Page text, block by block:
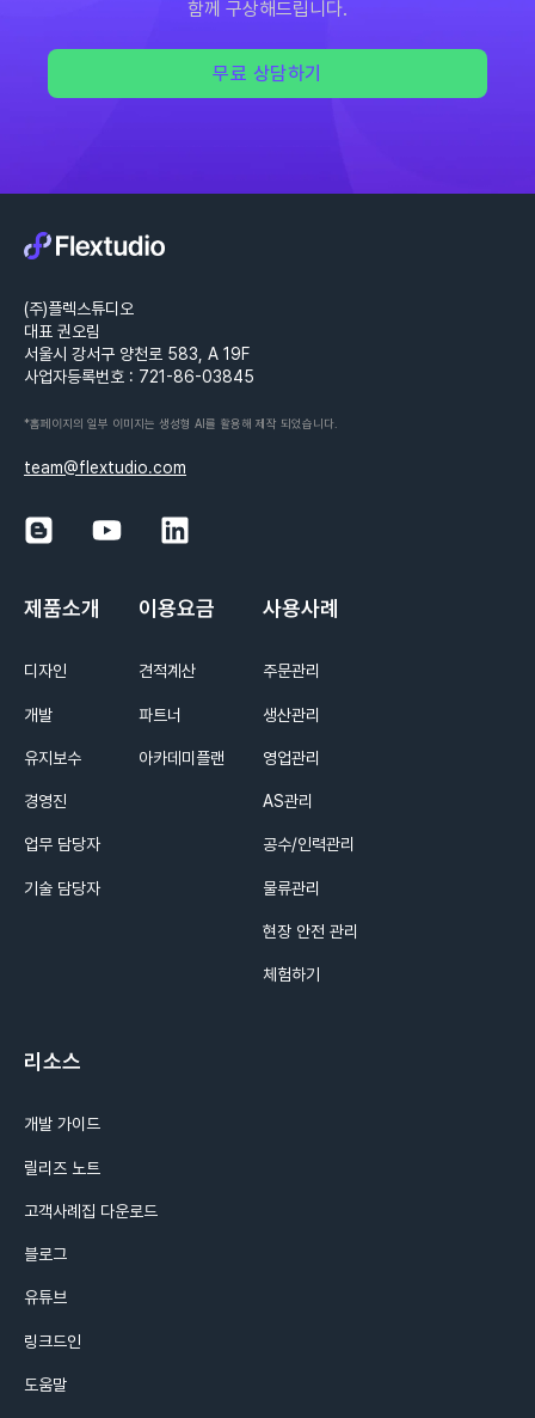
함께 구상해드립니다.
무료 상담하기
(주)플렉스튜디오
대표 권오림
서울시 강서구 양천로 583, A 19F
사업자등록번호 : 721-86-03845
*홈페이지의 일부 이미지는 생성형 AI를 활용해 제작 되었습니다.
team@flextudio.com
제품소개
디자인
개발
유지보수
경영진
업무 담당자
기술 담당자
이용요금
견적계산
파트너
아카데미플랜
사용사례
주문관리
생산관리
영업관리
AS관리
공수/인력관리
물류관리
현장 안전 관리
체험하기
리소스
개발 가이드
릴리즈 노트
고객사례집 다운로드
블로그
유튜브
링크드인
도움말